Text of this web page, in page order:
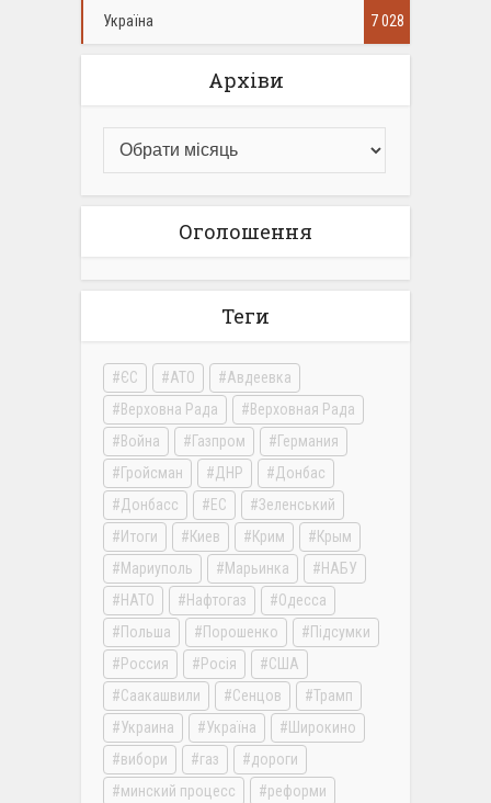
Україна 7 028
Архіви
Оголошення
Теги
ЄС АТО
Авдеевка
Верховна Рада
Верховная Рада
Война
Газпром
Германия
Гройсман
ДНР
Донбас
Донбасс
ЕС
Зеленський
Итоги
Киев Крим
Крым
Мариуполь
Марьинка
НАБУ
НАТО
Нафтогаз
Одесса
Польша
Порошенко
Підсумки
Россия
Росія
США
Саакашвили
Сенцов
Трамп
Украина
Україна
Широкино
вибори
газ
дороги
минский процесс
реформи